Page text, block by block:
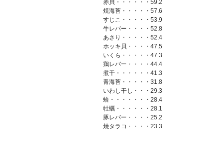
赤貝・・・・・・59.2
焼海苔・・・・・57.6
すじこ・・・・・53.9
牛レバー・・・・52.8
あさり・・・・・52.4
ホッキ貝・・・・47.5
いくら・・・・・47.3
鶏レバー・・・・44.4
煮干・・・・・・41.3
青海苔・・・・・31.8
いわし干し・・・29.3
蛤・・・・・・・28.4
牡蠣・・・・・・28.1
豚レバー・・・・25.2
焼タラコ・・・・23.3